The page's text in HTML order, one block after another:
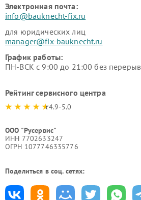
Электронная почта:
info@bauknecht-fix.ru
для юридических лиц
manager@fix-bauknecht.ru
График работы:
ПН-ВСК с 9:00 до 21:00 без
Рейтинг сервисного центра
4.9-5.0
ООО "Русервис"
ИНН 7702633247
ОГРН 1077746335776
Поделиться в соц. сетях: